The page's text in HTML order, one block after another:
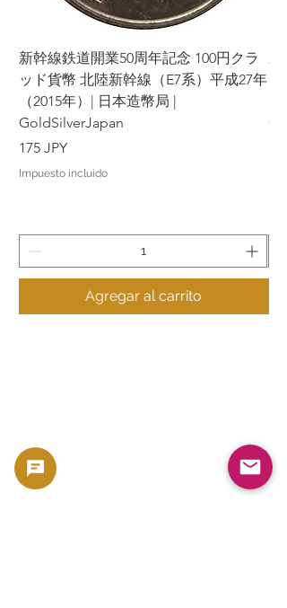
新幹線鉄道開業50周年記念 100円クラ
ッド貨幣 北陸新幹線（E7系）平成27年
（2015年）| 日本造幣局 |
GoldSilverJapan
Precio
175 JPY
Impuesto incluido
Agregar al carrito